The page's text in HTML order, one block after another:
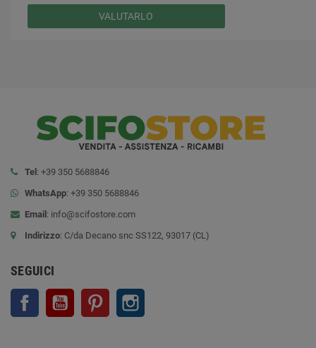
VALUTARLO
Tel: +39 350 5688846
WhatsApp: +39 350 5688846
Email: info@scifostore.com
Indirizzo: C/da Decano snc SS122, 93017 (CL)
SEGUICI
Facebook YouTube Pinterest